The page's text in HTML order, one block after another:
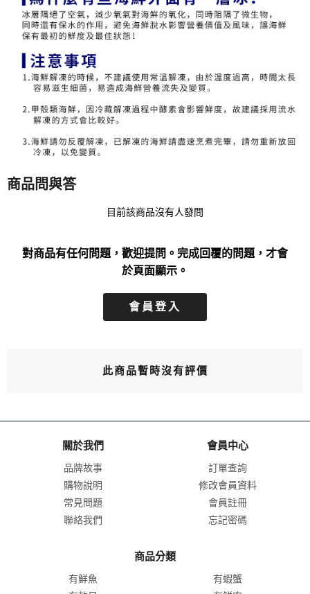
商品問與答
目前該商品沒有人發問
對商品有任何問題，歡迎提問。完成回覆的問題，才會
於頁面顯示。
會員登入
此商品暫時沒有評價
關於我們
品牌故事
購物說明
常見問題
聯絡我們
會員中心
訂單查詢
修改會員資料
會員註冊
忘記密碼
商品分類
有鮮魚
有蝦蟹